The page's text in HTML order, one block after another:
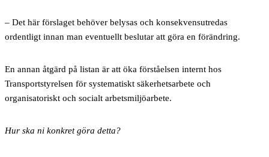
– Det här förslaget behöver belysas och konsekvensutredas
ordentligt innan man eventuellt beslutar att göra en förändring.
En annan åtgärd på listan är att öka förståelsen internt hos
Transportstyrelsen för systematiskt säkerhetsarbete och
organisatoriskt och socialt arbetsmiljöarbete.
Hur ska ni konkret göra detta?